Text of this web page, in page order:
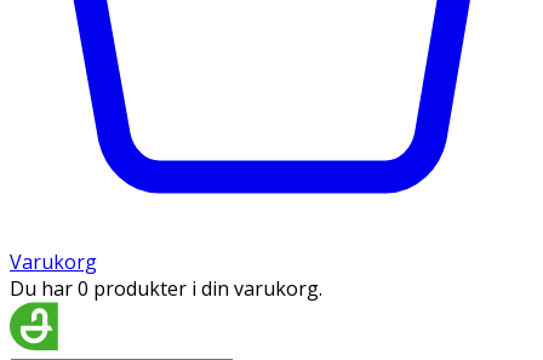
Varukorg
Du har 0 produkter i din varukorg.